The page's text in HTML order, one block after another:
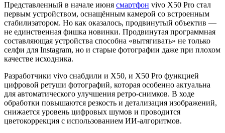
Представленный в начале июня смартфон vivo X50 Pro стал
первым устройством, оснащённым камерой со встроенным
стабилизатором. Но как оказалось, продвинутый объектив —
не единственная фишка новинки. Продвинутая программная
составляющая устройства способна «вытягивать» не только
селфи для Instagram, но и старые фотографии даже при плохом
качестве исходника.
Разработчики vivo снабдили и X50, и X50 Pro функцией
цифровой ретуши фотографий, которая особенно актуальна
для автоматического улучшения ретро-снимков. В ходе
обработки повышаются резкость и детализация изображений,
снижается уровень цифровых шумов и проводится
цветокоррекция с использованием ИИ-алгоритмов.